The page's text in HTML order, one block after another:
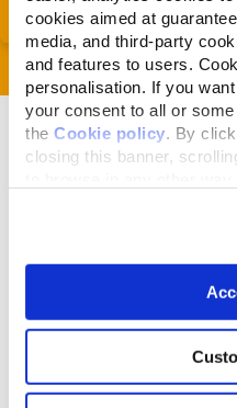
cookies aimed at
media, and third-party
and features to users.
personalisation. If you
your consent to all or
the Cookie policy . By
closing this banner,